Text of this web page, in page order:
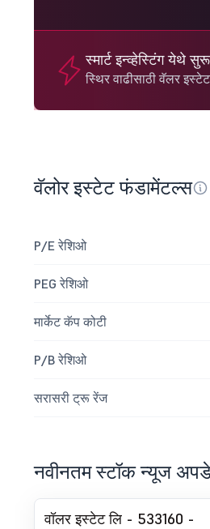
स्मार्ट इन्व्हेस्टिंग येथे
स्थिर वाढीसाठी वॅलर
वॅलोर इस्टेट फंडामेंटल्स
P/E रेशिओ
PEG रेशिओ
मार्केट कॅप कोटी
P/B रेशिओ
सरासरी ट्रू रेंज
नवीनतम स्टॉक न्यूज
वॉलर इस्टेट लि - 533160 -